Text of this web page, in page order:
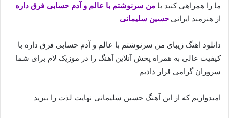
ما را همراهی کنید با من سرنوشتم با عالم و آدم حسابی فرق داره
از هنرمند ایرانی حسین سلیمانی
دانلود اهنگ زیبای من سرنوشتم با عالم و آدم حسابی فرق داره با
کیفیت عالی به همراه پخش آنلاین آهنگ را در موزیک لام برای شما
سروران گرامی قرار دادیم
امیدواریم که از این آهنگ حسین سلیمانی نهایت لذت را ببرید